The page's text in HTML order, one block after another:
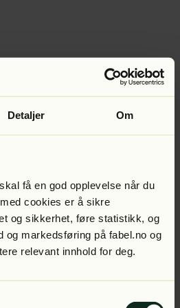
Detaljer Om
få en god opplevelse når du
cookies er å sikre
og sikkerhet, føre statistikk, og
og markedsføring på fabel.no og
relevant innhold for deg.